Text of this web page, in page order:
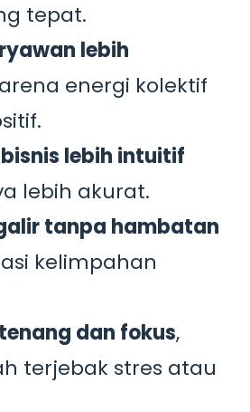
tepat.
lebih
energi kolektif
lebih intuitif
lebih akurat.
tanpa hambatan
kelimpahan
dan fokus,
terjebak stres atau